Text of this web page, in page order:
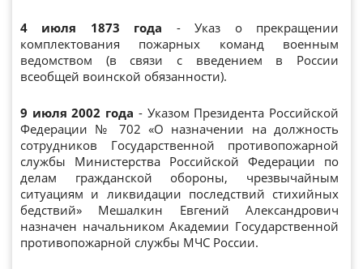
4 июля 1873 года - Указ о прекращении
комплектования пожарных команд военным
ведомством (в связи с введением в России
всеобщей воинской обязанности).
9 июля 2002 года - Указом Президента Российской
Федерации № 702 «О назначении на должность
сотрудников Государственной противопожарной
службы Министерства Российской Федерации по
делам гражданской обороны, чрезвычайным
ситуациям и ликвидации последствий стихийных
бедствий» Мешалкин Евгений Александрович
назначен начальником Академии Государственной
противопожарной службы МЧС России.